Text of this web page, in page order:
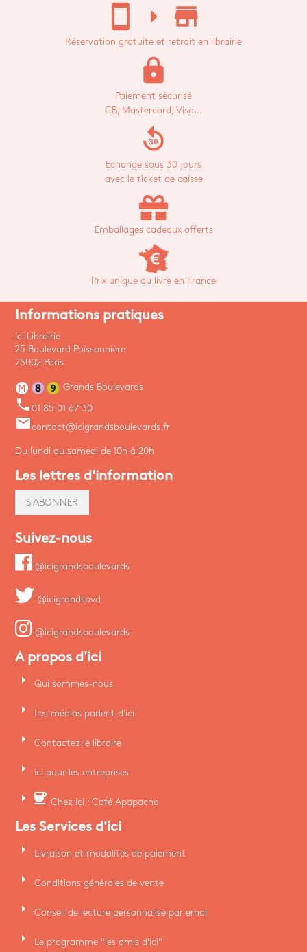
stay_current_portrait arrow_right store_mall_directory
Réservation gratuite et retrait en librairie
lock
Paiement sécurisé
CB, Mastercard, Visa...
replay_30
Echange sous 30 jours
avec le ticket de caisse
Emballages cadeaux offerts
Prix unique du livre en France
Informations pratiques
Ici Librairie
25 Boulevard Poissonnière
75002 Paris
Grands Boulevards
phone 01 85 01 67 30
emailcontact@icigrandsboulevards.fr
Du lundi au samedi de 10h à 20h
Les lettres d'information
S'ABONNER
Suivez-nous
@icigrandsboulevards
@icigrandsbvd
@icigrandsboulevards
A propos d'ici
arrow_right Qui sommes-nous
arrow_right Les médias parlent d'ici
arrow_right Contactez le libraire
arrow_right ici pour les entreprises
arrow_right coffee Chez ici : Café Apapacho
Les Services d'ici
arrow_right Livraison et modalités de paiement
arrow_right Conditions générales de vente
arrow_right Conseil de lecture personnalisé par email
arrow_right Le programme "les amis d'ici"